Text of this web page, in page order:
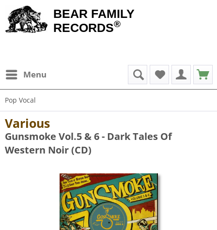
BEAR FAMILY
RECORDS®
Menu
Pop Vocal
Various
Gunsmoke Vol.5 & 6 - Dark Tales Of
Western Noir (CD)